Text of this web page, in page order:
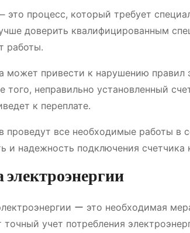
это процесс, который требует
доверить квалифицированным
работы.
может привести к нарушению правил
неправильно установленный
к переплате.
проведут все необходимые работы в
и надежность подключения счетчика
ー это необходимая
учет потребления